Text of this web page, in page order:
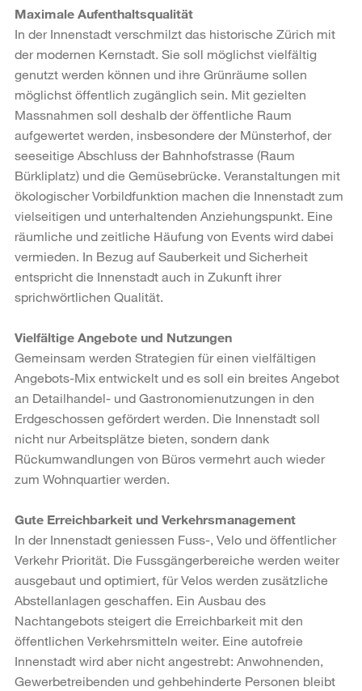
Maximale Aufenthaltsqualität
In der Innenstadt verschmilzt das historische Zürich mit
der modernen Kernstadt. Sie soll möglichst vielfältig
genutzt werden können und ihre Grünräume sollen
möglichst öffentlich zugänglich sein. Mit gezielten
Massnahmen soll deshalb der öffentliche Raum
aufgewertet werden, insbesondere der Münsterhof, der
seeseitige Abschluss der Bahnhofstrasse (Raum
Bürkliplatz) und die Gemüsebrücke. Veranstaltungen mit
ökologischer Vorbildfunktion machen die Innenstadt zum
vielseitigen und unterhaltenden Anziehungspunkt. Eine
räumliche und zeitliche Häufung von Events wird dabei
vermieden. In Bezug auf Sauberkeit und Sicherheit
entspricht die Innenstadt auch in Zukunft ihrer
sprichwörtlichen Qualität.
Vielfältige Angebote und Nutzungen
Gemeinsam werden Strategien für einen vielfältigen
Angebots-Mix entwickelt und es soll ein breites Angebot
an Detailhandel- und Gastronomienutzungen in den
Erdgeschossen gefördert werden. Die Innenstadt soll
nicht nur Arbeitsplätze bieten, sondern dank
Rückumwandlungen von Büros vermehrt auch wieder
zum Wohnquartier werden.
Gute Erreichbarkeit und Verkehrsmanagement
In der Innenstadt geniessen Fuss-, Velo und öffentlicher
Verkehr Priorität. Die Fussgängerbereiche werden weiter
ausgebaut und optimiert, für Velos werden zusätzliche
Abstellanlagen geschaffen. Ein Ausbau des
Nachtangebots steigert die Erreichbarkeit mit den
öffentlichen Verkehrsmitteln weiter. Eine autofreie
Innenstadt wird aber nicht angestrebt: Anwohnenden,
Gewerbetreibenden und gehbehinderte Personen bleibt